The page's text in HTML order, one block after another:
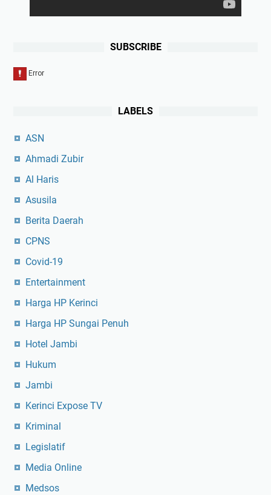
SUBSCRIBE
LABELS
ASN
Ahmadi Zubir
Al Haris
Asusila
Berita Daerah
CPNS
Covid-19
Entertainment
Harga HP Kerinci
Harga HP Sungai Penuh
Hotel Jambi
Hukum
Jambi
Kerinci Expose TV
Kriminal
Legislatif
Media Online
Medsos